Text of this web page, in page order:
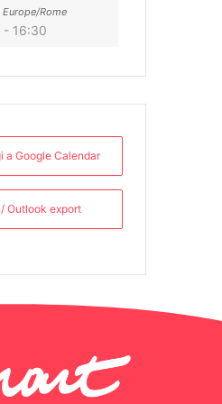
Europe/Rome
- 16:30
a Google Calendar
Outlook export